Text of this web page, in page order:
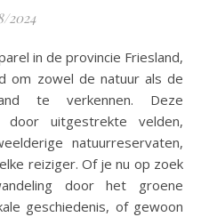
2024
om zowel de natuur als de
te verkennen. Deze
door uitgestrekte velden,
natuurreservaten,
reiziger. Of je nu op zoek
door het groene
geschiedenis, of gewoon